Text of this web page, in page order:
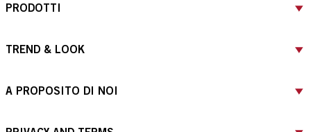
PRODOTTI
TREND & LOOK
A PROPOSITO DI NOI